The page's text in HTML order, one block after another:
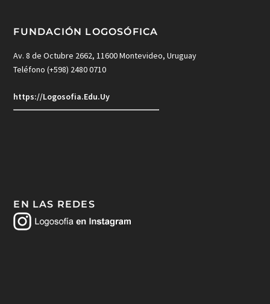
FUNDACIÓN LOGOSÓFICA
Av. 8 de Octubre 2662, 11600 Montevideo, Uruguay
Teléfono (+598) 2480 0710
https://Logosofia.Edu.Uy
EN LAS REDES